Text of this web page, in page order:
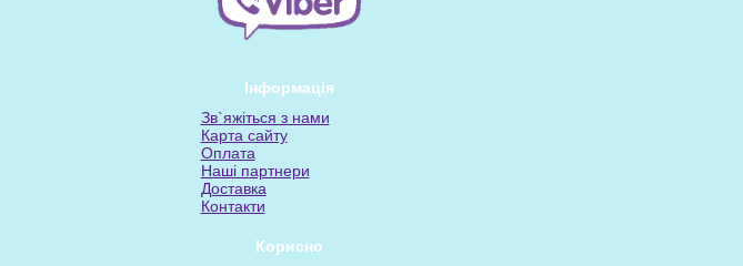
Інформація
Зв`яжіться з нами
Карта сайту
Оплата
Наші партнери
Доставка
Контакти
Корисно